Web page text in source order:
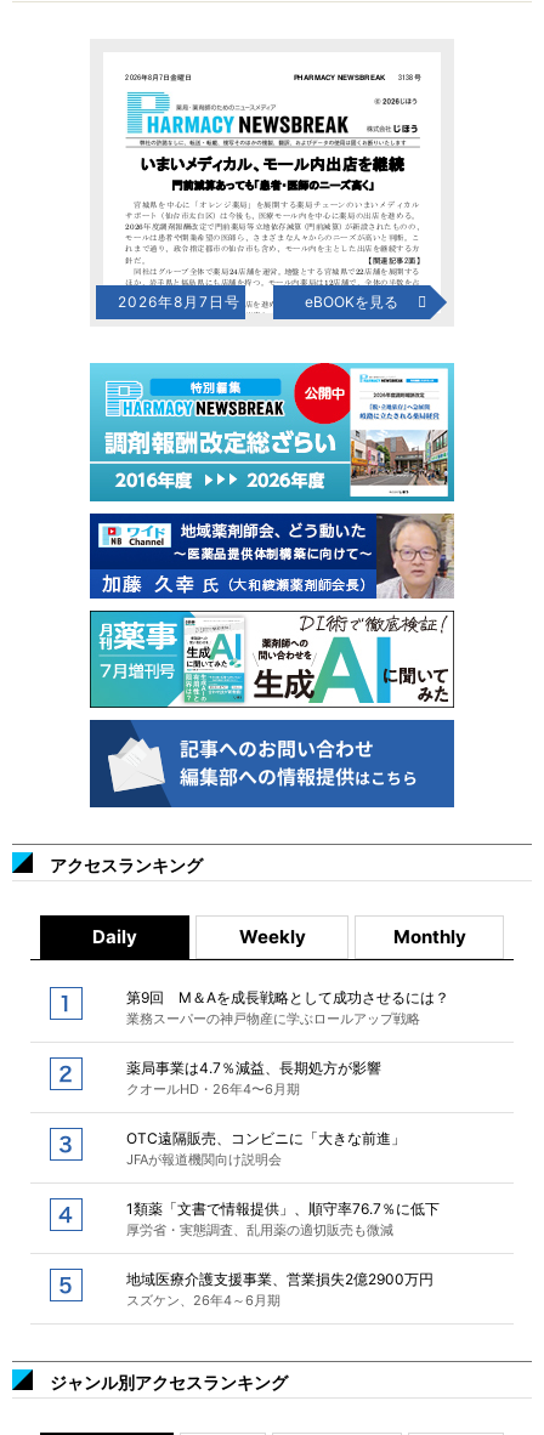
2026年8月7日号 eBOOKを見る
アクセスランキング
Daily Weekly Monthly
第9回 M＆Aを成長戦略として成功させるには？
業務スーパーの神戸物産に学ぶロールアップ戦略
薬局事業は4.7％減益、長期処方が影響
クオールHD・26年4〜6月期
OTC遠隔販売、コンビニに「大きな前進」
JFAが報道機関向け説明会
1類薬「文書で情報提供」、順守率76.7％に低下
厚労省・実態調査、乱用薬の適切販売も微減
地域医療介護支援事業、営業損失2億2900万円
スズケン、26年4～6月期
ジャンル別アクセスランキング